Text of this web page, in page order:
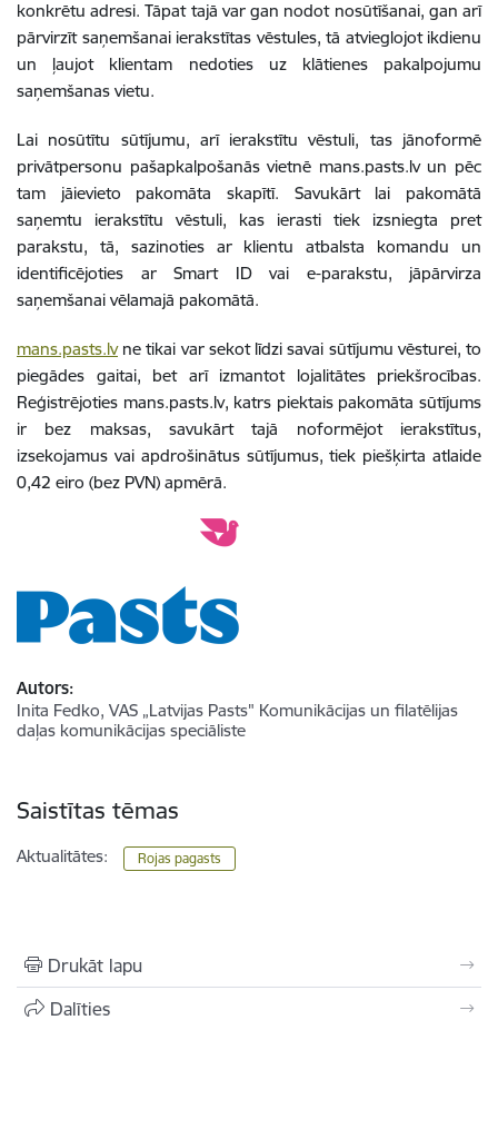
konkrētu adresi. Tāpat tajā var gan nodot nosūtīšanai, gan arī
pārvirzīt saņemšanai ierakstītas vēstules, tā atvieglojot ikdienu
un ļaujot klientam nedoties uz klātienes pakalpojumu
saņemšanas vietu.
Lai nosūtītu sūtījumu, arī ierakstītu vēstuli, tas jānoformē
privātpersonu pašapkalpošanās vietnē mans.pasts.lv un pēc
tam jāievieto pakomāta skapītī. Savukārt lai pakomātā
saņemtu ierakstītu vēstuli, kas ierasti tiek izsniegta pret
parakstu, tā, sazinoties ar klientu atbalsta komandu un
identificējoties ar Smart ID vai e-parakstu, jāpārvirza
saņemšanai vēlamajā pakomātā.
mans.pasts.lvne tikai var sekot līdzi savai sūtījumu vēsturei, to
piegādes gaitai, bet arī izmantot lojalitātes priekšrocības.
Reģistrējoties mans.pasts.lv, katrs piektais pakomāta sūtījums
ir bez maksas, savukārt tajā noformējot ierakstītus,
izsekojamus vai apdrošinātus sūtījumus, tiek piešķirta atlaide
0,42 eiro (bez PVN) apmērā.
Autors:
Inita Fedko, VAS „Latvijas Pasts" Komunikācijas un filatēlijas
daļas komunikācijas speciāliste
Saistītas tēmas
Aktualitātes: Rojas pagasts
Drukāt lapu
Dalīties